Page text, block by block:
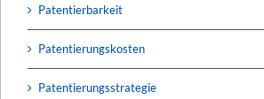
Patentierbarkeit
Patentierungskosten
Patentierungsstrategie